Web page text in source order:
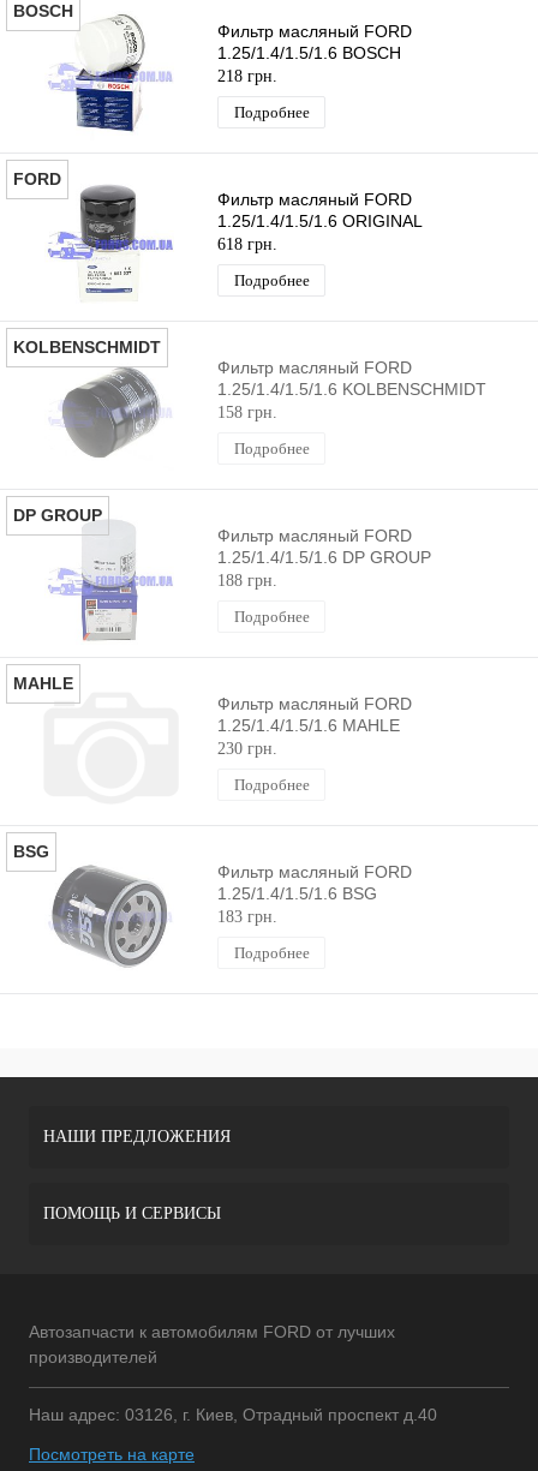
BOSCH
Фильтр масляный FORD
1.25/1.4/1.5/1.6 BOSCH
218 грн.
Подробнее
FORD
Фильтр масляный FORD
1.25/1.4/1.5/1.6 ORIGINAL
618 грн.
Подробнее
KOLBENSCHMIDT
Фильтр масляный FORD
1.25/1.4/1.5/1.6 KOLBENSCHMIDT
158 грн.
Подробнее
DP GROUP
Фильтр масляный FORD
1.25/1.4/1.5/1.6 DP GROUP
188 грн.
Подробнее
MAHLE
Фильтр масляный FORD
1.25/1.4/1.5/1.6 MAHLE
230 грн.
Подробнее
BSG
Фильтр масляный FORD
1.25/1.4/1.5/1.6 BSG
183 грн.
Подробнее
НАШИ ПРЕДЛОЖЕНИЯ
ПОМОЩЬ И СЕРВИСЫ
Автозапчасти к автомобилям FORD от лучших
производителей
Наш адрес: 03126, г. Киев, Отрадный проспект д.40
Посмотреть на карте